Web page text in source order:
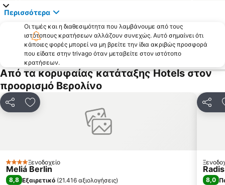
Το Ανάκτορο Σαρλότενμπουργκ
Wintergarten Variety Theater
Bülowstraße Metro Station
Tiergarten
Nollendorfplatz Metro Station
Ζωολογικός Κήπος του Βερολίνου
Fruit Logistica
Zehlendorf
Dutch Quarter
Το Νησί των Μουσείων
U-Bahnhof Wittenbergplatz
Περισσότερα
Οι τιμές και η διαθεσιμότητα που λαμβάνουμε από τους
ιστότοπους κρατήσεων αλλάζουν συνεχώς. Αυτό σημαίνει ότι
κάποιες φορές μπορεί να μη βρείτε την ίδια ακριβώς προσφορά
που είδατε στην trivago όταν μεταβείτε στον ιστότοπο
κρατήσεων.
Από τα κορυφαίας κατάταξης Hotels στον
προορισμό Βερολίνο
ΚοινοποίησηΠροσθήκη στα αγαπημένα
4 ΑστέριαΞενοδοχείο
Meliá Berlin
8,8 Εξαιρετικό (21.416 αξιολογήσεις)
8,0